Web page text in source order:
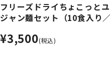
フリーズドライちょこっと
ジャン麺セット（10食入り
¥3,500(税込)